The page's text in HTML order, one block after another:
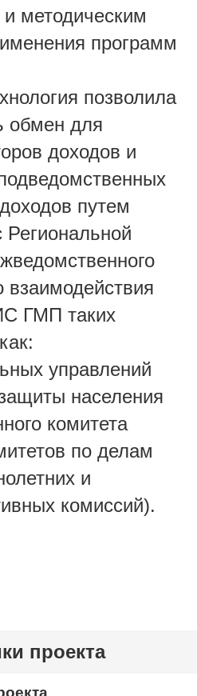
методическим
программ
позволила
обмен для
доходов и
путем
Региональной
взаимодействия
ГМП таких
управлений
населения
комитета
по делам
и
комиссий).
проекта